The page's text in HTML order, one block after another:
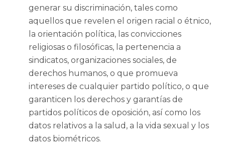
generar su discriminación, tales como
aquellos que revelen el origen racial o étnico,
la orientación política, las convicciones
religiosas o filosóficas, la pertenencia a
sindicatos, organizaciones sociales, de
derechos humanos, o que promueva
intereses de cualquier partido político, o que
garanticen los derechos y garantías de
partidos políticos de oposición, así como los
datos relativos a la salud, a la vida sexual y los
datos biométricos.